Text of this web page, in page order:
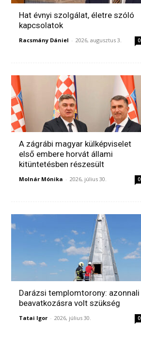
Hat évnyi szolgálat, életre szóló
kapcsolatok
Racsmány Dániel - 2026, augusztus 3. 0
A zágrábi magyar külképviselet
első embere horvát állami
kitüntetésben részesült
Molnár Mónika - 2026, július 30. 0
Darázsi templomtorony: azonnali
beavatkozásra volt szükség
Tatai Igor - 2026, július 30. 0